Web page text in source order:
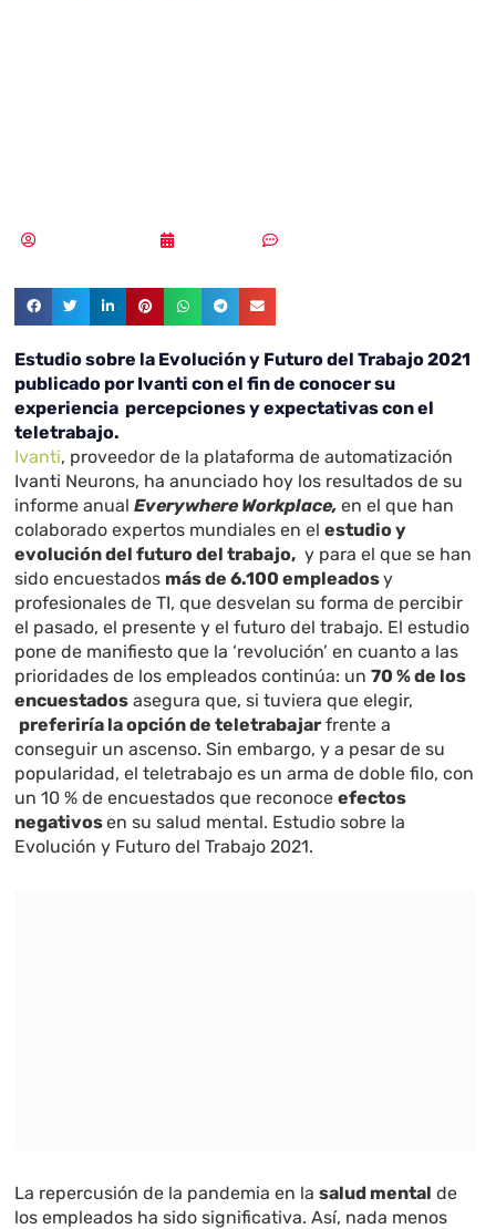
Estudio sobre la Evolución y Futuro del Trabajo 2021
publicado por Ivanti con el fin de conocer su
experiencia percepciones y expectativas con el
teletrabajo.
Ivanti, proveedor de la plataforma de automatización
Ivanti Neurons, ha anunciado hoy los resultados de su
informe anualEverywhere Workplace, en el que han
colaborado expertos mundiales en elestudio y
evolución del futuro del trabajo, y para el que se han
sido encuestados más de 6.100 empleadosy
profesionales de TI, que desvelan su forma de percibir
el pasado, el presente y el futuro del trabajo. El estudio
pone de manifiesto que la ‘revolución’ en cuanto a las
prioridades de los empleados continúa: un70 % de los
encuestados asegura que, si tuviera que elegir,
preferiría la opción de teletrabajar frente a
conseguir un ascenso. Sin embargo, y a pesar de su
popularidad, el teletrabajo es un arma de doble filo, con
un 10 % de encuestados que reconoceefectos
negativosen su salud mental. Estudio sobre la
Evolución y Futuro del Trabajo 2021.
La repercusión de la pandemia en lasalud mental de
los empleados ha sido significativa. Así, nada menos